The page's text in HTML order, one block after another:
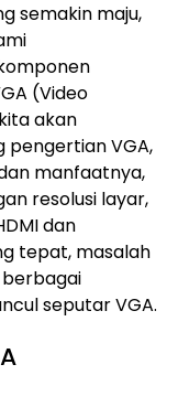
semakin maju,
(Video
akan
pengertian VGA,
manfaatnya,
resolusi layar,
dan
tepat, masalah
berbagai
seputar VGA.